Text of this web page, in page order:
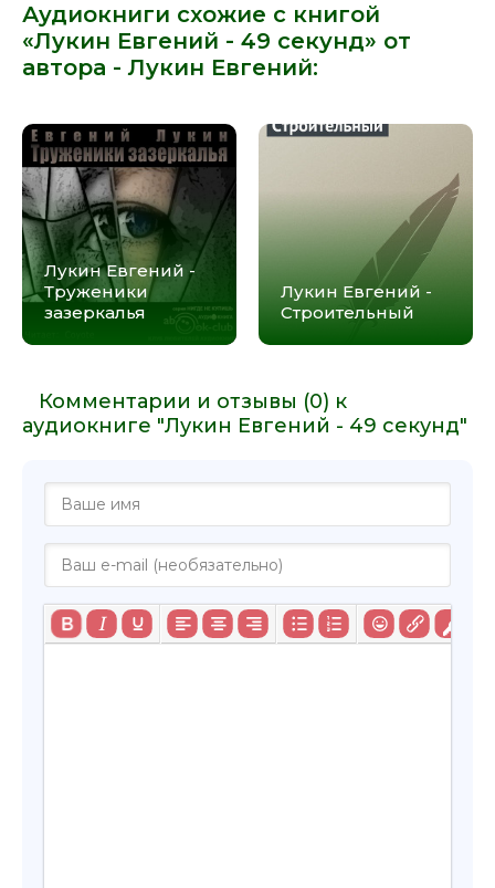
Аудиокниги схожие с книгой
«Лукин Евгений - 49 секунд» от
автора -Лукин Евгений:
Лукин Евгений -
Труженики
зазеркалья
Лукин Евгений -
Строительный
Комментарии и отзывы (0) к
аудиокниге "Лукин Евгений - 49 секунд"